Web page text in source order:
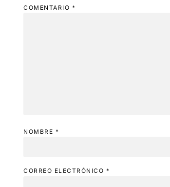
COMENTARIO *
NOMBRE *
CORREO ELECTRÓNICO *